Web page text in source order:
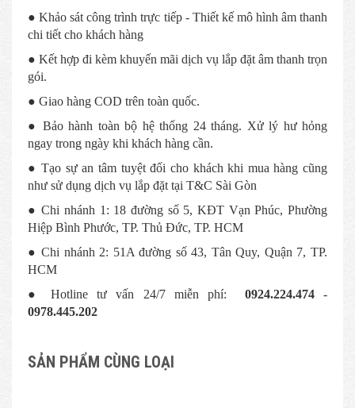
● Khảo sát công trình trực tiếp - Thiết kế mô hình âm thanh
chi tiết cho khách hàng
● Kết hợp đi kèm khuyến mãi dịch vụ lắp đặt âm thanh trọn
gói.
● Giao hàng COD trên toàn quốc.
● Bảo hành toàn bộ hệ thống 24 tháng. Xử lý hư hỏng
ngay trong ngày khi khách hàng cần.
● Tạo sự an tâm tuyệt đối cho khách khi mua hàng cũng
như sử dụng dịch vụ lắp đặt tại T&C Sài Gòn
● Chi nhánh 1: 18 đường số 5, KĐT Vạn Phúc, Phường
Hiệp Bình Phước, TP. Thủ Đức, TP. HCM
● Chi nhánh 2: 51A đường số 43, Tân Quy, Quận 7, TP.
HCM
● Hotline tư vấn 24/7 miễn phí:
0924.224.474-
0978.445.202
SẢN PHẨM CÙNG LOẠI